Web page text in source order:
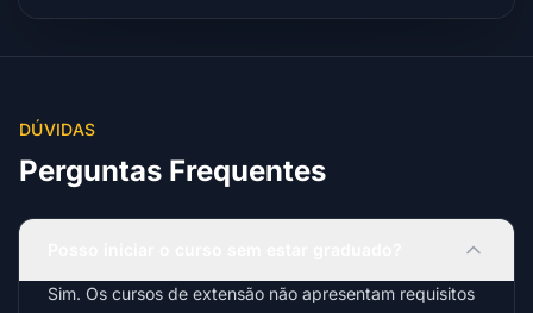
DÚVIDAS
Perguntas Frequentes
Sim. Os cursos de extensão não apresentam requisitos